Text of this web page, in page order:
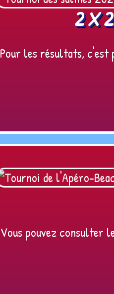
Pour les résultats, c'est
Vous pouvez consulter